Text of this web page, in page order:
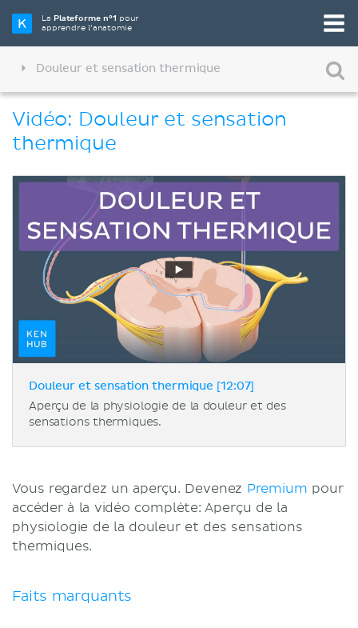
La Plateforme n°1 pour
apprendre l’anatomie
Douleur et sensation thermique
Vidéo: Douleur et sensation
thermique
Douleur et sensation thermique [12:07]
Aperçu de la physiologie de la douleur et des
sensations thermiques.
Vous regardez un aperçu. Devenez Premium pour
accéder à la vidéo complète: Aperçu de la
physiologie de la douleur et des sensations
thermiques.
Faits marquants